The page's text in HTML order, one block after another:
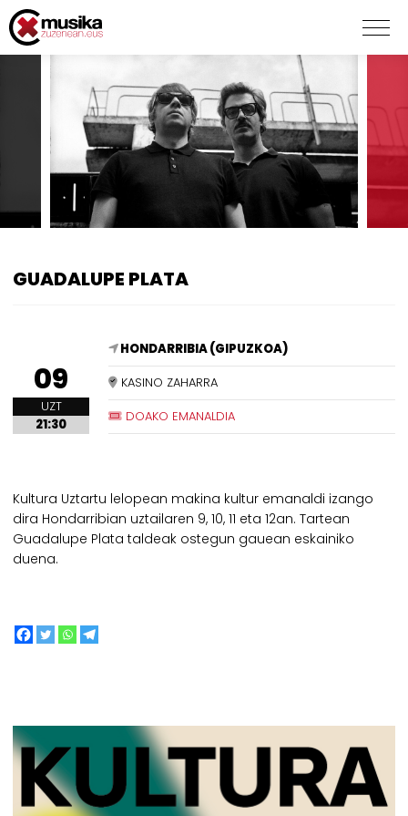
GUADALUPE PLATA
09
UZT
21:30
HONDARRIBIA (GIPUZKOA)
KASINO ZAHARRA
DOAKO EMANALDIA
Kultura Uztartu lelopean makina kultur emanaldi izango
dira Hondarribian uztailaren 9, 10, 11 eta 12an. Tartean
Guadalupe Plata taldeak ostegun gauean eskainiko
duena.